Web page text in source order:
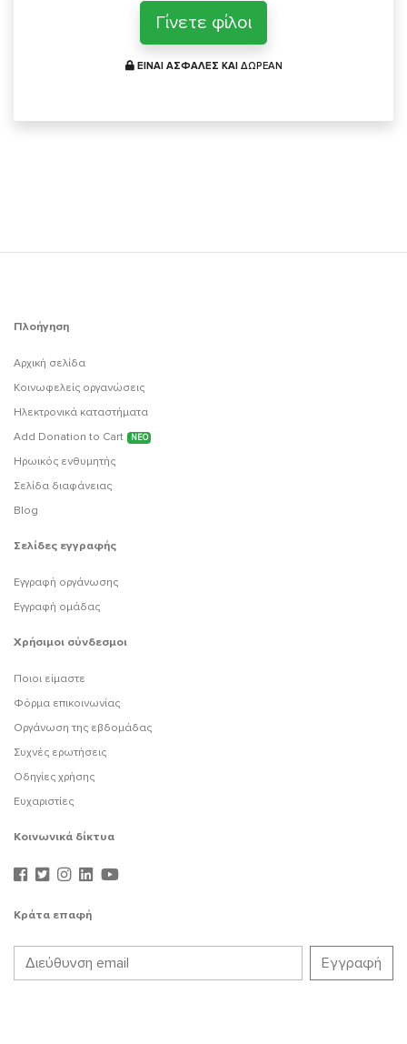
Γίνετε φίλοι
ΕΙΝΑΙ ΑΣΦΑΛΕΣ ΚΑΙ ΔΩΡΕΑΝ
Πλοήγηση
Αρχική σελίδα
Κοινωφελείς οργανώσεις
Ηλεκτρονικά καταστήματα
Add Donation to Cart
ΝΕΟ
Ηρωικός ενθυμητής
Σελίδα διαφάνειας
Blog
Σελίδες εγγραφής
Εγγραφή οργάνωσης
Εγγραφή ομάδας
Χρήσιμοι σύνδεσμοι
Ποιοι είμαστε
Φόρμα επικοινωνίας
Οργάνωση της εβδομάδας
Συχνές ερωτήσεις
Οδηγίες χρήσης
Ευχαριστίες
Κοινωνικά δίκτυα
Κράτα επαφή